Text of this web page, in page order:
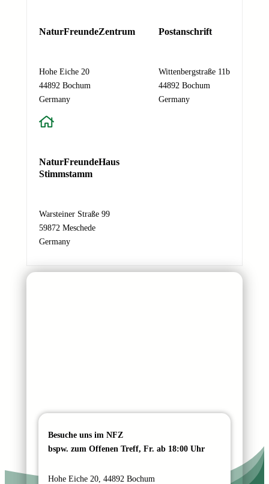
N
e
E
-
a
-
r
e
s
e
Absenden
NaturFreundeZentrum
Hohe Eiche 20
44892 Bochum
Germany
Postanschrift
Wittenbergstraße 11b
44892 Bochum
Germany
NaturFreundeHaus
Stimmstamm
Warsteiner Straße 99
59872 Meschede
Germany
Besuche uns im NFZ
bspw. zum Offenen Treff, Fr. ab 18:00 Uhr
Hohe Eiche 20, 44892 Bochum